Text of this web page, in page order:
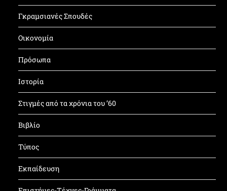
Γκραμσιανές Σπουδές
Οικονομία
Πρόσωπα
Ιστορία
Στιγμές από τα χρόνια του ’60
Βιβλίο
Τύπος
Εκπαίδευση